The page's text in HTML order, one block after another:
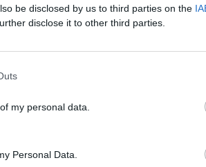
be disclosed by us to third parties on the
disclose it to other third parties.
my personal data.
Personal Data.
η «ΕΘΝΙΚΗ ΧΡΗΜΑΤΙΣΤΗΡΙΑΚΗ».
το επενδυτικό κοινό
στους δικαιούχους του προϊόντος